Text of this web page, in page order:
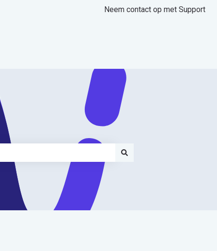
Neem contact op met Support